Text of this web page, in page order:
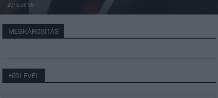
2018.08.05
MEGKÁROSÍTÁS
HÍRLEVÉL